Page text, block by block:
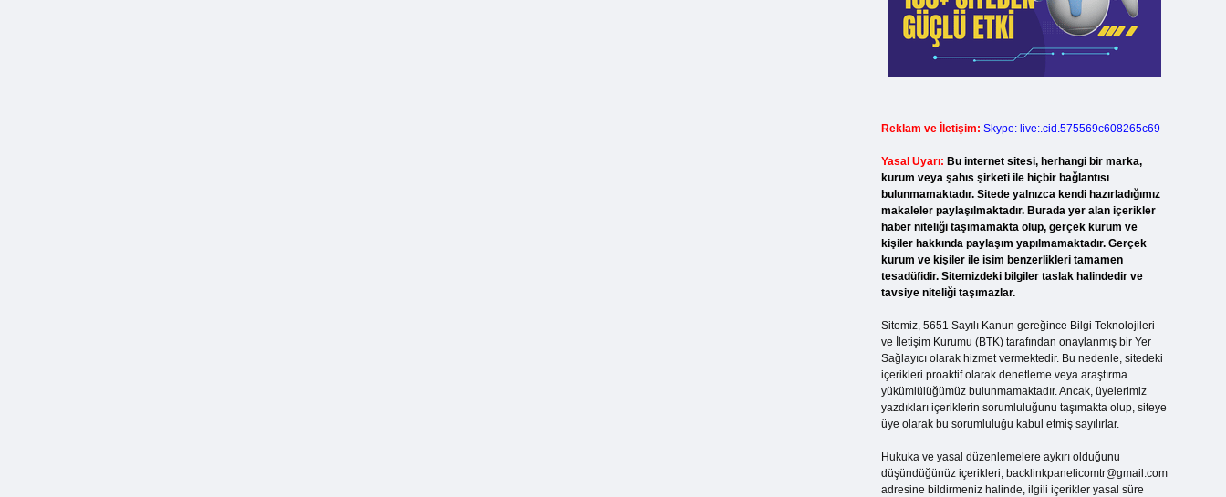
Reklam ve İletişim: Skype: live:.cid.575569c608265c69
Yasal Uyarı: Bu internet sitesi, herhangi bir marka,
kurum veya şahıs şirketi ile hiçbir bağlantısı
bulunmamaktadır. Sitede yalnızca kendi hazırladığımız
makaleler paylaşılmaktadır. Burada yer alan içerikler
haber niteliği taşımamakta olup, gerçek kurum ve
kişiler hakkında paylaşım yapılmamaktadır. Gerçek
kurum ve kişiler ile isim benzerlikleri tamamen
tesadüfidir. Sitemizdeki bilgiler taslak halindedir ve
tavsiye niteliği taşımazlar.
Sitemiz, 5651 Sayılı Kanun gereğince Bilgi Teknolojileri
ve İletişim Kurumu (BTK) tarafından onaylanmış bir Yer
Sağlayıcı olarak hizmet vermektedir. Bu nedenle, sitedeki
içerikleri proaktif olarak denetleme veya araştırma
yükümlülüğümüz bulunmamaktadır. Ancak, üyelerimiz
yazdıkları içeriklerin sorumluluğunu taşımakta olup, siteye
üye olarak bu sorumluluğu kabul etmiş sayılırlar.
Hukuka ve yasal düzenlemelere aykırı olduğunu
düşündüğünüz içerikleri, backlinkpanelicomtr@gmail.com
adresine bildirmeniz halinde, ilgili içerikler yasal süre